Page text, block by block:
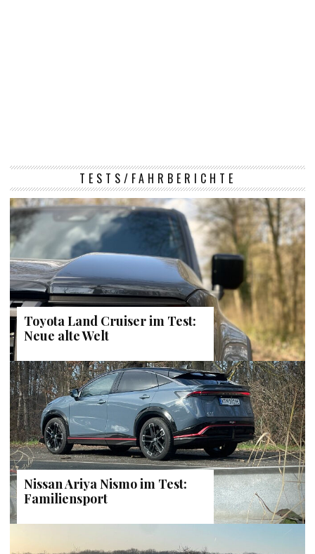
TESTS/FAHRBERICHTE
Toyota Land Cruiser im Test:
Neue alte Welt
Nissan Ariya Nismo im Test:
Familiensport